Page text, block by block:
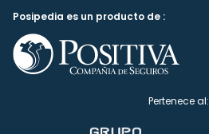
Posipedia es un producto de :
Pertenece al: